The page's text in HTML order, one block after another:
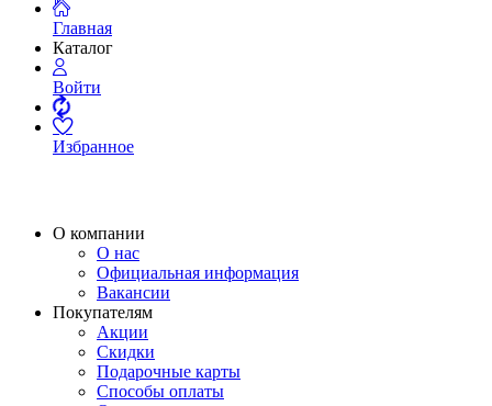
Главная
Каталог
Войти
Избранное
О компании
О нас
Официальная информация
Вакансии
Покупателям
Акции
Скидки
Подарочные карты
Способы оплаты